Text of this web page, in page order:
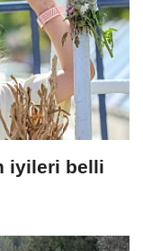
iyileri belli